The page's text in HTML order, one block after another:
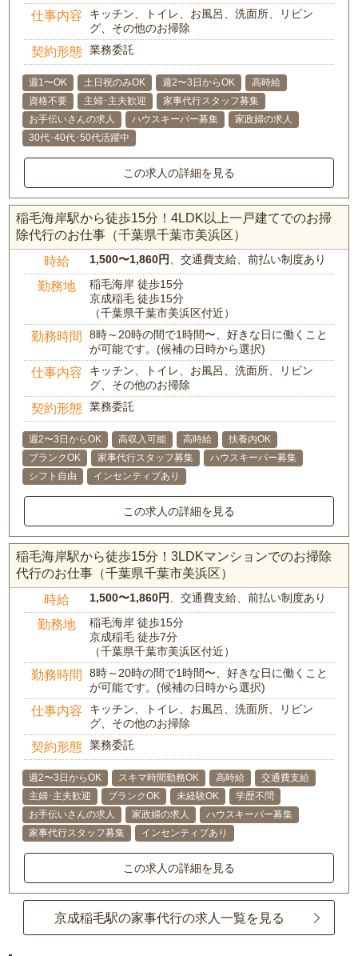
仕事内容
キッチン、トイレ、お風呂、洗面所、リビン
グ、その他のお掃除
契約形態 業務委託
週1〜OK 土日祝のみOK 週2〜3日からOK
高時給
資格不要
主婦･主夫歓迎
家事代行スタッフ募集
お手伝いさんの求人
ハウスキーパー募集
家政婦の求人
30代･40代･50代活躍中
この求人の詳細を見る
稲毛海岸駅から徒歩15分！4LDK以上一戸建てでのお掃
除代行のお仕事（千葉県千葉市美浜区）
時給 1,500〜1,860円、交通費支給、前払い制度あり
勤務地
稲毛海岸 徒歩15分
京成稲毛 徒歩15分
（千葉県千葉市美浜区付近）
勤務時間
8時～20時の間で1時間〜、好きな日に働くこと
が可能です。(候補の日時から選択)
仕事内容
キッチン、トイレ、お風呂、洗面所、リビン
グ、その他のお掃除
契約形態 業務委託
週2〜3日からOK 高収入可能 高時給
扶養内OK
ブランクOK
家事代行スタッフ募集
ハウスキーパー募集
シフト自由
インセンティブあり
この求人の詳細を見る
稲毛海岸駅から徒歩15分！3LDKマンションでのお掃除
代行のお仕事（千葉県千葉市美浜区）
時給 1,500〜1,860円、交通費支給、前払い制度あり
勤務地
稲毛海岸 徒歩15分
京成稲毛 徒歩7分
（千葉県千葉市美浜区付近）
勤務時間
8時～20時の間で1時間〜、好きな日に働くこと
が可能です。(候補の日時から選択)
仕事内容
キッチン、トイレ、お風呂、洗面所、リビン
グ、その他のお掃除
契約形態 業務委託
週2〜3日からOK スキマ時間勤務OK 高時給
交通費支給
主婦･主夫歓迎
ブランクOK 未経験OK
学歴不問
お手伝いさんの求人
家政婦の求人
ハウスキーパー募集
家事代行スタッフ募集
インセンティブあり
この求人の詳細を見る
京成稲毛駅の家事代行の求人一覧を見る